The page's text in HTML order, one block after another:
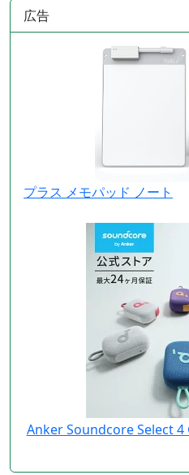
広告
プラス メモパッド ノート
Anker Soundcore Select